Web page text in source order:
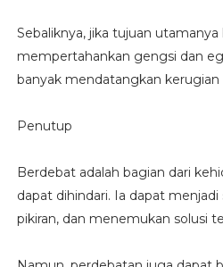
Sebaliknya, jika tujuan
mempertahankan gengsi dan
banyak mendatangkan kerugian
Penutup
Berdebat adalah bagian dari
dapat dihindari. Ia dapat menjadi
pikiran, dan menemukan solusi